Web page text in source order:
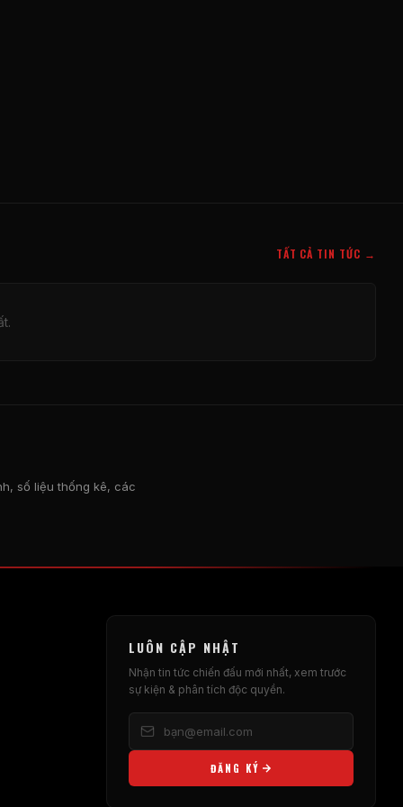
TẤT CẢ TIN TỨC →
số liệu thống kê, các
LUÔN CẬP NHẬT
Nhận tin tức chiến đấu mới nhất, xem trước
sự kiện & phân tích độc quyền.
ĐĂNG KÝ